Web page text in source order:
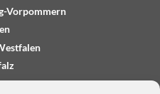
Vorpommern